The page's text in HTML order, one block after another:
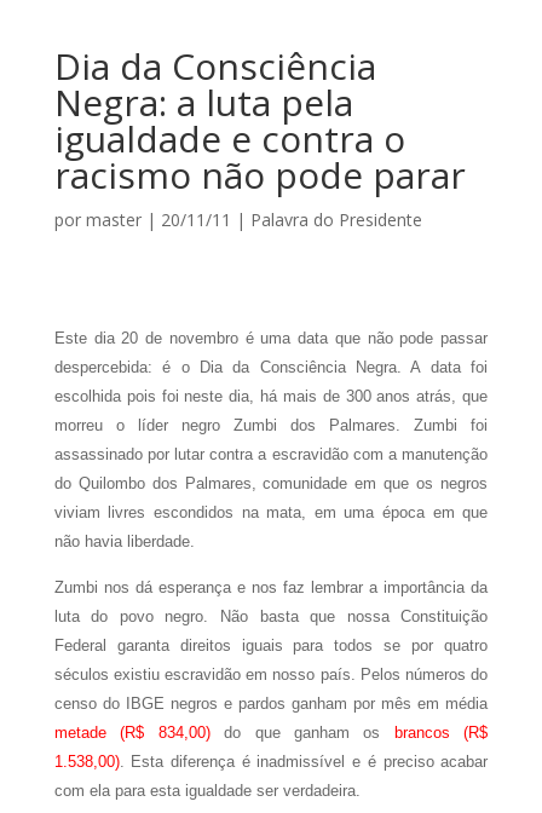
Dia da Consciência
Negra: a luta pela
igualdade e contra o
racismo não pode parar
por master| 20/11/11 | Palavra do Presidente
Este dia 20 de novembro é uma data que não pode passar
despercebida: é o Dia da Consciência Negra. A data foi
escolhida pois foi neste dia, há mais de 300 anos atrás, que
morreu o líder negro Zumbi dos Palmares. Zumbi foi
assassinado por lutar contra a escravidão com a manutenção
do Quilombo dos Palmares, comunidade em que os negros
viviam livres escondidos na mata, em uma época em que
não havia liberdade.
Zumbi nos dá esperança e nos faz lembrar a importância da
luta do povo negro. Não basta que nossa Constituição
Federal garanta direitos iguais para todos se por quatro
séculos existiu escravidão em nosso país. Pelos números do
censo do IBGE negros e pardos ganham por mês em média
metade (R$ 834,00)do que ganham os
brancos (R$
1.538,00). Esta diferença é inadmissível e é preciso acabar
com ela para esta igualdade ser verdadeira.